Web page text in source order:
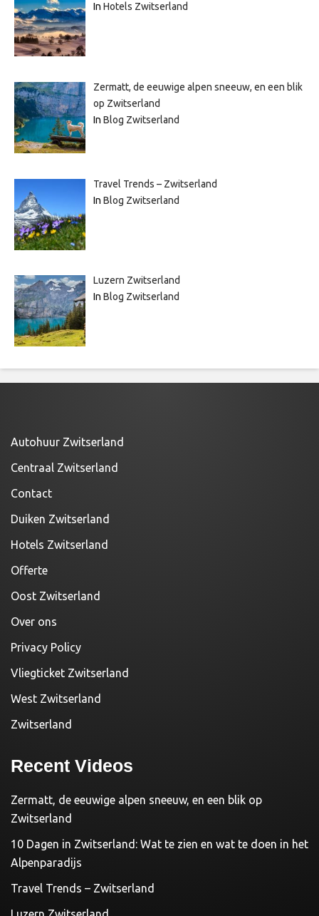
In Hotels Zwitserland
Zermatt, de eeuwige alpen sneeuw, en een blik
op Zwitserland
In Blog Zwitserland
Travel Trends – Zwitserland
In Blog Zwitserland
Luzern Zwitserland
In Blog Zwitserland
Autohuur Zwitserland
Centraal Zwitserland
Contact
Duiken Zwitserland
Hotels Zwitserland
Offerte
Oost Zwitserland
Over ons
Privacy Policy
Vliegticket Zwitserland
West Zwitserland
Zwitserland
Recent Videos
Zermatt, de eeuwige alpen sneeuw, en een blik op
Zwitserland
10 Dagen in Zwitserland: Wat te zien en wat te doen in het
Alpenparadijs
Travel Trends – Zwitserland